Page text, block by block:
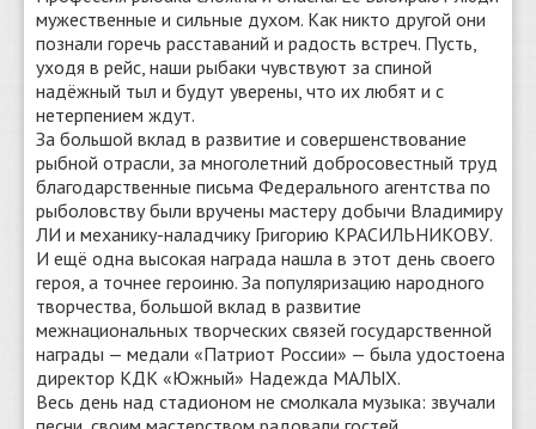
мужественные и сильные духом. Как никто другой они
познали горечь расставаний и радость встреч. Пусть,
уходя в рейс, наши рыбаки чувствуют за спиной
надёжный тыл и будут уверены, что их любят и с
нетерпением ждут.
За большой вклад в развитие и совершенствование
рыбной отрасли, за многолетний добросовестный труд
благодарственные письма Федерального агентства по
рыболовству были вручены мастеру добычи Владимиру
ЛИ и механику-наладчику Григорию КРАСИЛЬНИКОВУ.
И ещё одна высокая награда нашла в этот день своего
героя, а точнее героиню. За популяризацию народного
творчества, большой вклад в развитие
межнациональных творческих связей государственной
награды — медали «Патриот России» — была удостоена
директор КДК «Южный» Надежда МАЛЫХ.
Весь день над стадионом не смолкала музыка: звучали